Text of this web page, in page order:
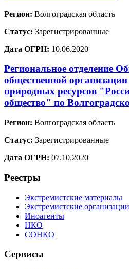
Регион: Волгоградская область
Статус: Зарегистрированные
Дата ОГРН: 10.06.2020
Региональное отделение
общественной
природных ресурсов
общество" по
Регион: Волгоградская область
Статус: Зарегистрированные
Дата ОГРН: 07.10.2020
Реестры
Экстремистские материалы
Экстремистские организации
Иноагенты
НКО
СОНКО
Сервисы